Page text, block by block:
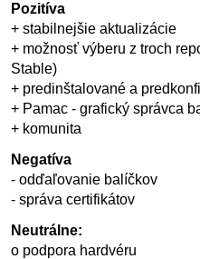
Pozitíva
+ stabilnejšie aktualizácie
+ možnosť výberu z troch
Stable)
+ predinštalované a
+ Pamac - grafický správca
+ komunita
Negatíva
- odďaľovanie balíčkov
- správa certifikátov
Neutrálne:
o podpora hardvéru